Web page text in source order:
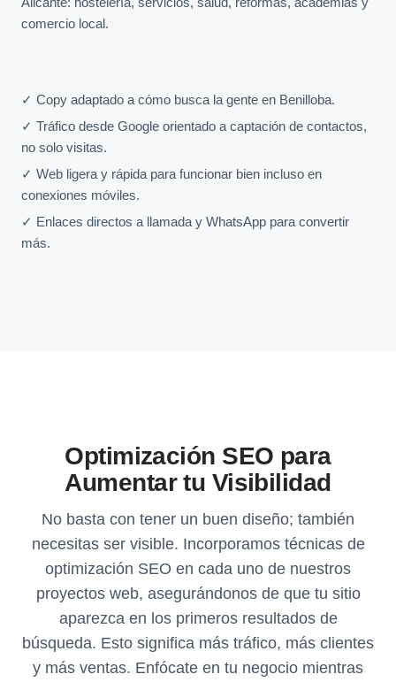
comercio local.
✓ Copy adaptado a cómo busca la gente en Benilloba.
✓ Tráfico desde Google orientado a captación de contactos,
no solo visitas.
✓ Web ligera y rápida para funcionar bien incluso en
conexiones móviles.
✓ Enlaces directos a llamada y WhatsApp para convertir
más.
Optimización SEO para
Aumentar tu Visibilidad
No basta con tener un buen diseño; también
necesitas ser visible. Incorporamos técnicas de
optimización SEO en cada uno de nuestros
proyectos web, asegurándonos de que tu sitio
aparezca en los primeros resultados de
búsqueda. Esto significa más tráfico, más clientes
y más ventas. Enfócate en tu negocio mientras